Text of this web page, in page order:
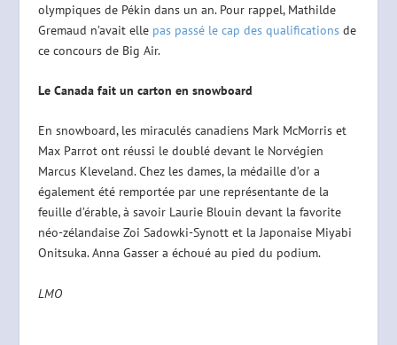
olympiques de Pékin dans un an. Pour rappel, Mathilde
Gremaud n’avait elle pas passé le cap des qualificationsde
ce concours de Big Air.
Le Canada fait un carton en snowboard
En snowboard, les miraculés canadiens Mark McMorris et
Max Parrot ont réussi le doublé devant le Norvégien
Marcus Kleveland. Chez les dames, la médaille d’or a
également été remportée par une représentante de la
feuille d’érable, à savoir Laurie Blouin devant la favorite
néo-zélandaise Zoi Sadowki-Synott et la Japonaise Miyabi
Onitsuka. Anna Gasser a échoué au pied du podium.
LMO